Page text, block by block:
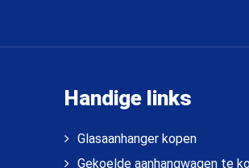
Handige links
Glasaanhanger kopen
Gekoelde aanhangwagen te